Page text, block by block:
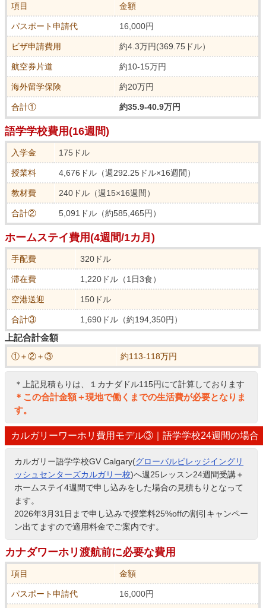
項目 金額
パスポート申請代 16,000円
ビザ申請費用 約4.3万円(369.75ドル）
航空券片道 約10-15万円
海外留学保険 約20万円
合計① 約35.9-40.9万円
語学学校費用(16週間)
入学金 175ドル
授業料 4,676ドル（週292.25ドル×16週間）
教材費 240ドル（週15×16週間）
合計② 5,091ドル（約585,465円）
ホームステイ費用(4週間/1カ月)
手配費 320ドル
滞在費 1,220ドル（1日3食）
空港送迎 150ドル
合計③ 1,690ドル（約194,350円）
上記合計金額
①＋②＋③ 約113-118万円
＊上記見積もりは、１カナダドル115円にて計算しております
＊この合計金額＋現地で働くまでの生活費が必要となりま
す。
カルガリーワーホリ費用モデル③｜語学学校24週間の場合
カルガリー語学学校GV Calgary(グローバルビレッジイングリ
ッシュセンターズカルガリー校)へ週25レッスン24週間受講＋
ホームステイ4週間で申し込みをした場合の見積もりとなって
ます。
2026年3月31日まで申し込みで授業料25%offの割引キャンペー
ン出てますので適用料金でご案内です。
カナダワーホリ渡航前に必要な費用
項目 金額
パスポート申請代 16,000円